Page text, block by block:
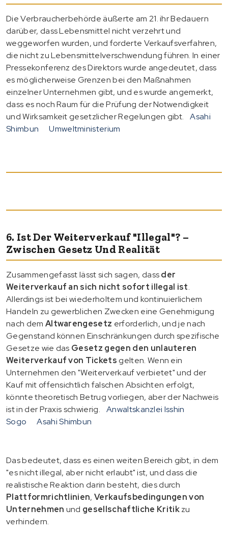
Die Verbraucherbehörde äußerte am 21. ihr Bedauern
darüber, dass Lebensmittel nicht verzehrt und
weggeworfen wurden, und forderte Verkaufsverfahren,
die nicht zu Lebensmittelverschwendung führen. In einer
Pressekonferenz des Direktors wurde angedeutet, dass
es möglicherweise Grenzen bei den Maßnahmen
einzelner Unternehmen gibt, und es wurde angemerkt,
dass es noch Raum für die Prüfung der Notwendigkeit
und Wirksamkeit gesetzlicher Regelungen gibt.
Asahi
Shimbun
Umweltministerium
6. Ist Der Weiterverkauf "illegal"? –
Zwischen Gesetz Und Realität
Zusammengefasst lässt sich sagen, dassder
Weiterverkauf an sich nicht sofort illegal ist.
Allerdings ist bei wiederholtem und kontinuierlichem
Handeln zu gewerblichen Zwecken eine Genehmigung
nach dem Altwarengesetz erforderlich, und je nach
Gegenstand können Einschränkungen durch spezifische
Gesetze wie das Gesetz gegen den unlauteren
Weiterverkauf von Tickets gelten. Wenn ein
Unternehmen den "Weiterverkauf verbietet" und der
Kauf mit offensichtlich falschen Absichten erfolgt,
könnte theoretisch Betrug vorliegen, aber der Nachweis
ist in der Praxis schwierig.
Anwaltskanzlei Isshin
Sogo
Asahi Shimbun
Das bedeutet, dass es einen weiten Bereich gibt, in dem
"es nicht illegal, aber nicht erlaubt" ist, und dass die
realistische Reaktion darin besteht, dies durch
Plattformrichtlinien,Verkaufsbedingungen von
Unternehmen und gesellschaftliche Kritikzu
verhindern.